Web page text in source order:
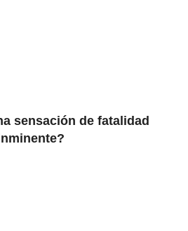
sensación de fatalidad